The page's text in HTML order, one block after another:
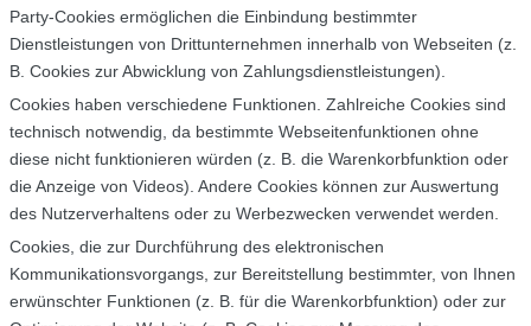
Party-Cookies ermöglichen die Einbindung bestimmter
Dienstleistungen von Drittunternehmen innerhalb von Webseiten (z.
B. Cookies zur Abwicklung von Zahlungsdienstleistungen).
Cookies haben verschiedene Funktionen. Zahlreiche Cookies sind
technisch notwendig, da bestimmte Webseitenfunktionen ohne
diese nicht funktionieren würden (z. B. die Warenkorbfunktion oder
die Anzeige von Videos). Andere Cookies können zur Auswertung
des Nutzerverhaltens oder zu Werbezwecken verwendet werden.
Cookies, die zur Durchführung des elektronischen
Kommunikationsvorgangs, zur Bereitstellung bestimmter, von Ihnen
erwünschter Funktionen (z. B. für die Warenkorbfunktion) oder zur